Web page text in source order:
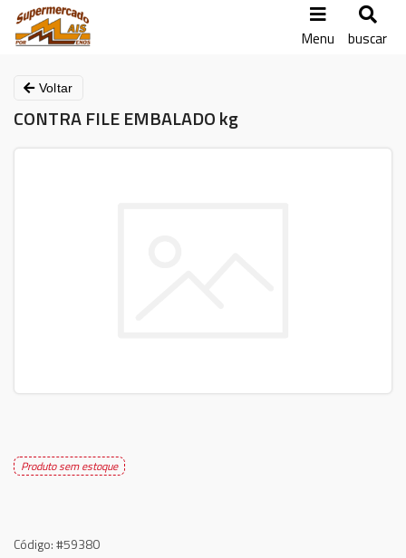
Menu buscar
Voltar
CONTRA FILE EMBALADO kg
Produto sem estoque
Código:#59380